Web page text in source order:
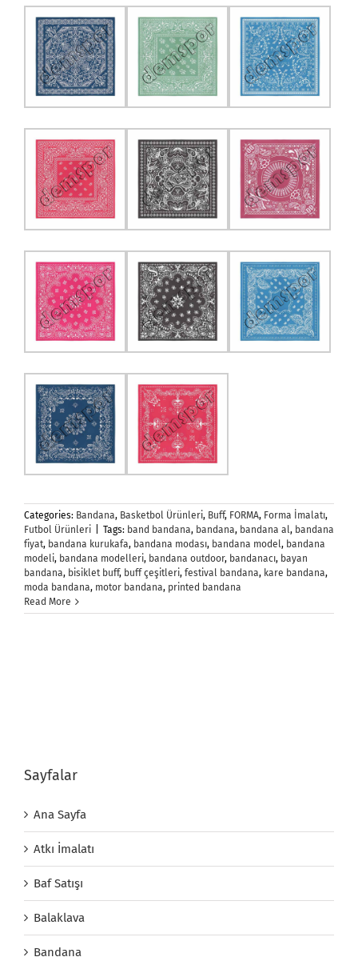
Categories: Bandana, Basketbol Ürünleri, Buff, FORMA, Forma İmalatı,
Futbol Ürünleri
Tags: band bandana, bandana, bandana al, bandana
fiyat, bandana kurukafa, bandana modası, bandana model, bandana
modeli, bandana modelleri, bandana outdoor, bandanacı, bayan
bandana, bisiklet buff, buff çeşitleri, festival bandana, kare bandana,
moda bandana, motor bandana, printed bandana
Read More
Sayfalar
Ana Sayfa
Atkı İmalatı
Baf Satışı
Balaklava
Bandana